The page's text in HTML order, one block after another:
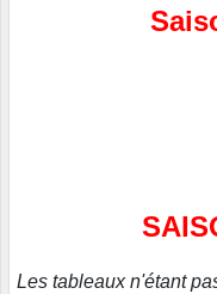
Les tableaux n'étant